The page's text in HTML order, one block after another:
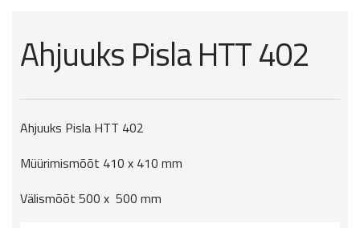
Ahjuuks Pisla HTT 402
Ahjuuks Pisla HTT 402
Müürimismõõt 410 x 410 mm
Välismõõt 500 x 500 mm